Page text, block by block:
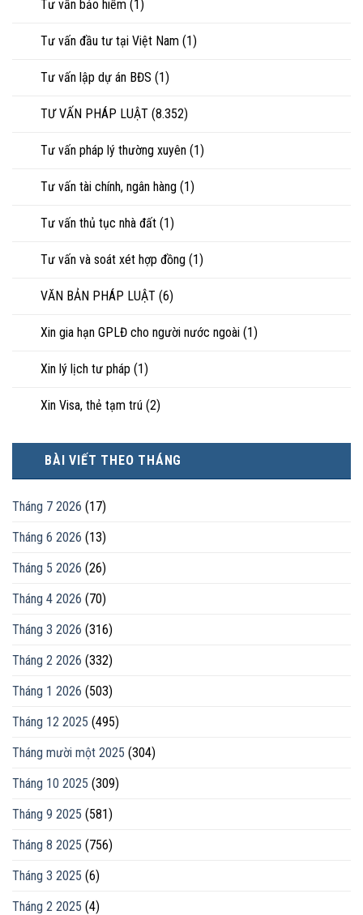
Tư vấn bảo hiểm (1)
Tư vấn đầu tư tại Việt Nam (1)
Tư vấn lập dự án BĐS (1)
TƯ VẤN PHÁP LUẬT (8.352)
Tư vấn pháp lý thường xuyên (1)
Tư vấn tài chính, ngân hàng (1)
Tư vấn thủ tục nhà đất (1)
Tư vấn và soát xét hợp đồng (1)
VĂN BẢN PHÁP LUẬT (6)
Xin gia hạn GPLĐ cho người nước ngoài (1)
Xin lý lịch tư pháp (1)
Xin Visa, thẻ tạm trú (2)
BÀI VIẾT THEO THÁNG
Tháng 7 2026 (17)
Tháng 6 2026 (13)
Tháng 5 2026 (26)
Tháng 4 2026 (70)
Tháng 3 2026 (316)
Tháng 2 2026 (332)
Tháng 1 2026 (503)
Tháng 12 2025 (495)
Tháng mười một 2025 (304)
Tháng 10 2025 (309)
Tháng 9 2025 (581)
Tháng 8 2025 (756)
Tháng 3 2025 (6)
Tháng 2 2025 (4)